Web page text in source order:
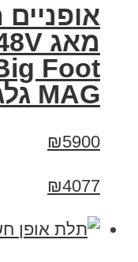
Foot
MAG גלגלי בלון
₪5900
₪4077